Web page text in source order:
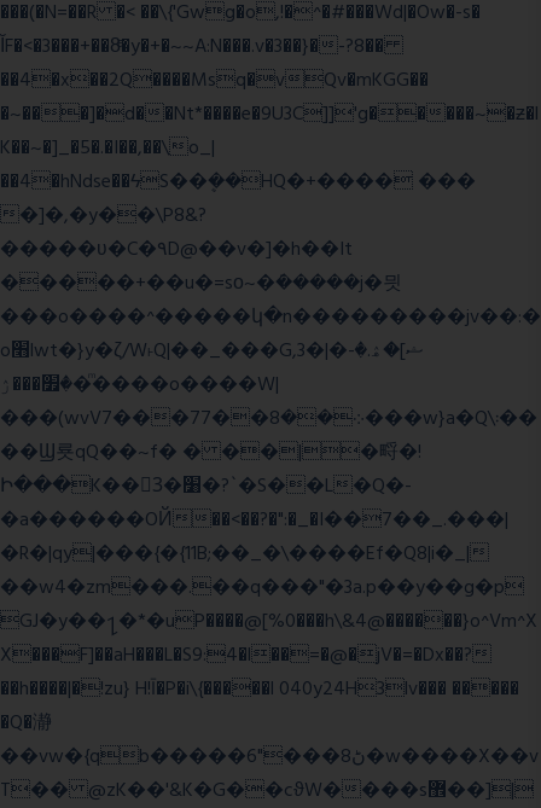
���(�N=��R �< ��\{'Gwg�o,!�^�#���Wd|�Ow�-s�
ĬF�<�3���+��8ͣ�y�+�~~A:N���.v�3��}�-?8��
��4�x��2Q����Msq�vQv�mKGG��
�~���]�d��Nt*����e�9U3C]]'g�����~�ƶ�l
K��~�]_�5�.�I��,��\o_|
��4�hNdse��ϟS��ܷ��HQ�+���� ���
�]�,�y��\P8&?
�����ʋ�C�۹D@��v�]�h��It
�����+��u�=sο~�ܿ�����j�믯
���o����^�����կ�n���������jv��:�
o׫lwt�}y�ζ/W˫Q|��_���G,3�|�ޝ]�ۿ.�-
�׿���ۯ�ͫ����o����W|
���(wvV܀��8��77���7���w}a�Q\܃��
��Ϣ룟qQ��~f� � ��|�㽟�!
Ի���K��3ٓ�׸�?`�S��L�Q�-
�a������OЙ��<��?�":�_�I��7��_.���|
�R�|qy|���{�{11B;��_�\����Ef�Q8|i�_|
��w4�zm���.��q���"�3a.p��y��g�p
GJ�y��႑�*�uP����@[%0���h\&4@������}o^Vm^X
X���F]��aH���L�S9:4�l��=�@�jV�=�Dx��?
��h����|�!zu} H!Ī�P�i\{�����l 040y24H3lv��� �����
�Q�瀞
��vw�{qb�����6"���8ڻ�w����X��v
T�� @zK��'&K�G��cϑW����s޾��]|